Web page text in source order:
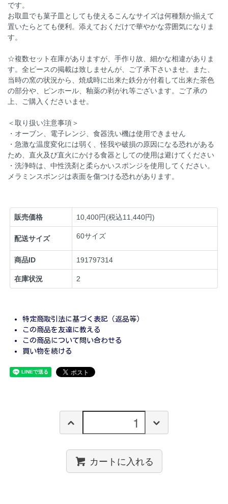
です。
お取皿でも菓子皿としても使えるこんなサイズは何種類か揃えて
置いたらとても便利。添えておくだけで華やかな雰囲気になりま
す。
☆複数セット在庫がありますが、手作り故、細かな相違がありま
す。全ピースの掲載は致しませんが、ご了承下さいませ。また、
当時の窯の状況から、焼成時に出来た鉄分が付着して出来た茶色
の部分や、ピンホール、釉薬の剥がれ等ございます。ご了承の
上、ご購入くださいませ。
＜取り扱い注意事項＞
・オーブン、電子レンジ、食器洗い機は使用できません
・急激な温度変化には弱く、怪我や破損の原因になる恐れがある
ため、直火及び直火にかける食器としての使用は避けてください
・洗浄時は、中性洗剤と柔らかいスポンジを使用してください。
メラミンスポンジは表面を傷つける恐れがあります。
販売価格 10,400円(税込11,440円)
配送サイズ 60サイズ
商品ID 191797314
在庫状況 2
特定商取引法に基づく表記（返品等）
この商品を友達に教える
この商品について問い合わせる
買い物を続ける
カートに入れる